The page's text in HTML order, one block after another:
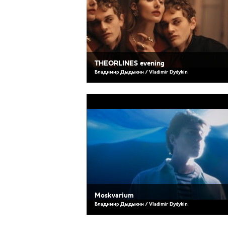
THEORLINES evening
Владимир Дыдыкин / Vladimir Dydykin
Moskvarium
Владимир Дыдыкин / Vladimir Dydykin